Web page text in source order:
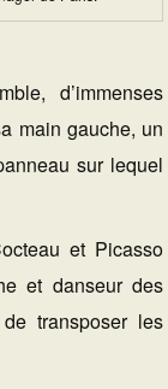
d’immenses
main gauche, un
sur lequel
et Picasso
et danseur des
transposer les